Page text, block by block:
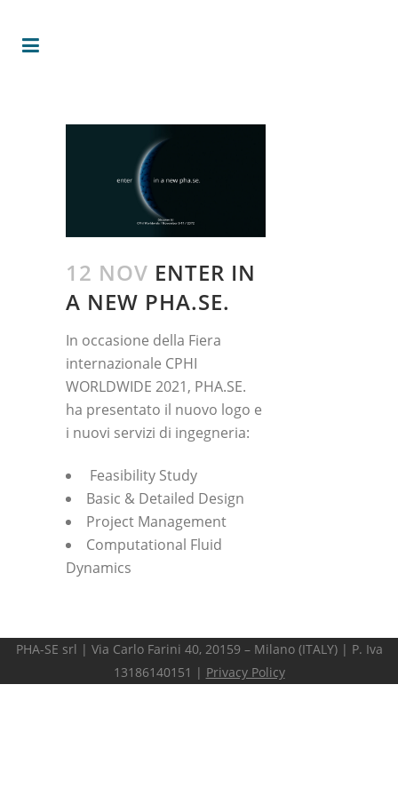
12 NOV ENTER IN
A NEW PHA.SE.
In occasione della Fiera
internazionale CPHI
WORLDWIDE 2021, PHA.SE.
ha presentato il nuovo logo e
i nuovi servizi di ingegneria:
Feasibility Study
Basic & Detailed Design
Project Management
Computational Fluid
Dynamics
PHA-SE srl | Via Carlo Farini 40, 20159 – Milano (ITALY) | P. Iva
13186140151 | Privacy Policy